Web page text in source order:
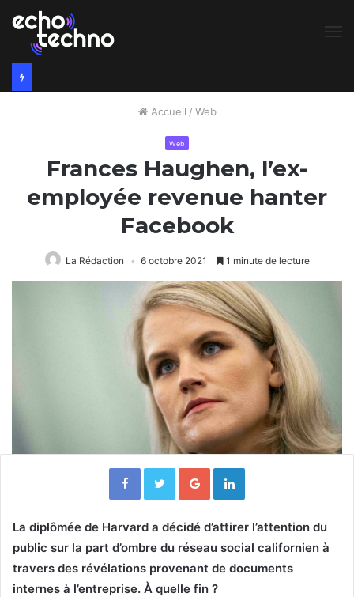
Accueil / Web
Web
Frances Haughen, l’ex-
employée revenue hanter
Facebook
La Rédaction 6 octobre 2021 1 minute de lecture
FacebookTwitterGoogle+Linkedin
La diplômée de Harvard a décidé d’attirer l’attention du
public sur la part d’ombre du réseau social californien à
travers des révélations provenant de documents
internes à l’entreprise. À quelle fin ?